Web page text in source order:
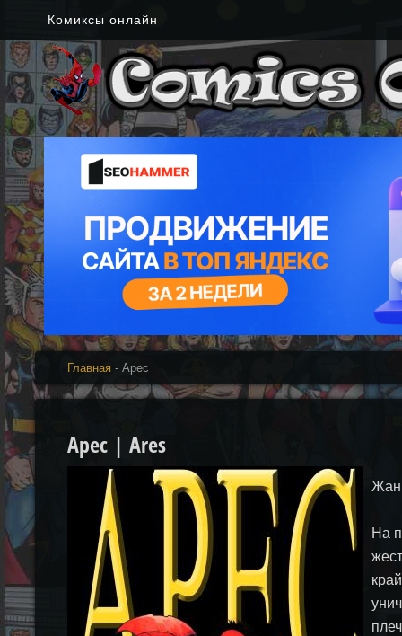
Комиксы онлайн
Главная - Арес
Арес | Ares
На